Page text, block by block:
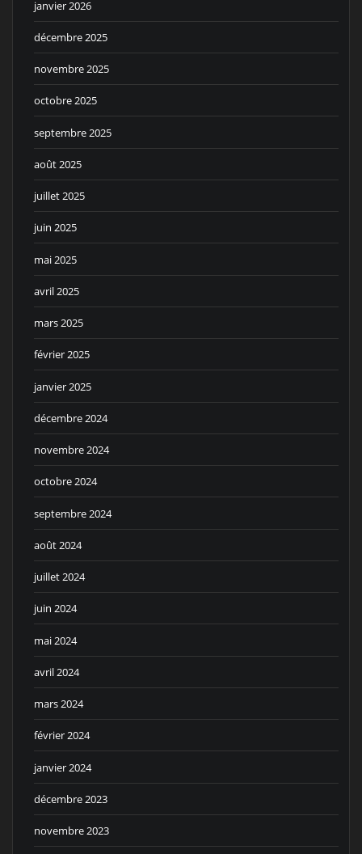
janvier 2026
décembre 2025
novembre 2025
octobre 2025
septembre 2025
août 2025
juillet 2025
juin 2025
mai 2025
avril 2025
mars 2025
février 2025
janvier 2025
décembre 2024
novembre 2024
octobre 2024
septembre 2024
août 2024
juillet 2024
juin 2024
mai 2024
avril 2024
mars 2024
février 2024
janvier 2024
décembre 2023
novembre 2023